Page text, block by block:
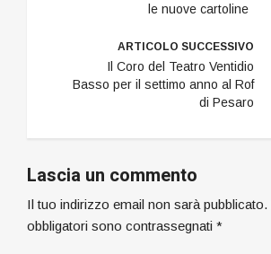
le nuove cartoline
ARTICOLO SUCCESSIVO
Il Coro del Teatro Ventidio
Basso per il settimo anno al Rof
di Pesaro
Lascia un commento
Il tuo indirizzo email non sarà pubblicato.
obbligatori sono contrassegnati *